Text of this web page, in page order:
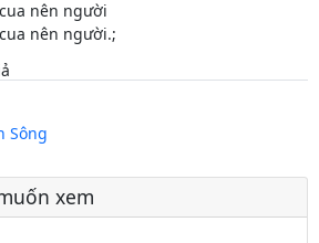
nên người
nên người.;
Sông
xem